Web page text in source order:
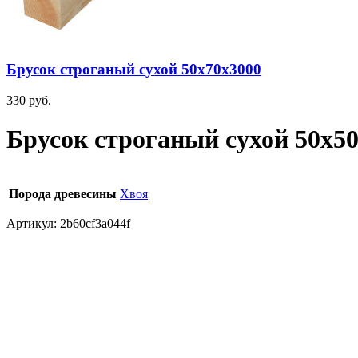
Брусок строганый сухой 50х70х3000
330 руб.
Брусок строганый сухой
Порода древесины Хвоя
Артикул: 2b60cf3a044f